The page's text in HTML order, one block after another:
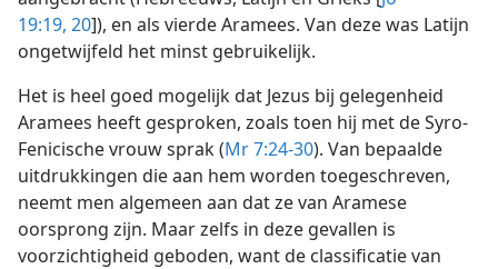
19:19, 20]), en als vierde Aramees. Van deze was Latijn
ongetwijfeld het minst gebruikelijk.
Het is heel goed mogelijk dat Jezus bij gelegenheid
Aramees heeft gesproken, zoals toen hij met de Syro-
Fenicische vrouw sprak (Mr 7:24-30). Van bepaalde
uitdrukkingen die aan hem worden toegeschreven,
neemt men algemeen aan dat ze van Aramese
oorsprong zijn. Maar zelfs in deze gevallen is
voorzichtigheid geboden, want de classificatie van